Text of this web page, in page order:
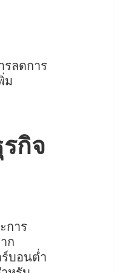
ลดการ
ม
กิจ
การ
ก
บอนต่ำ